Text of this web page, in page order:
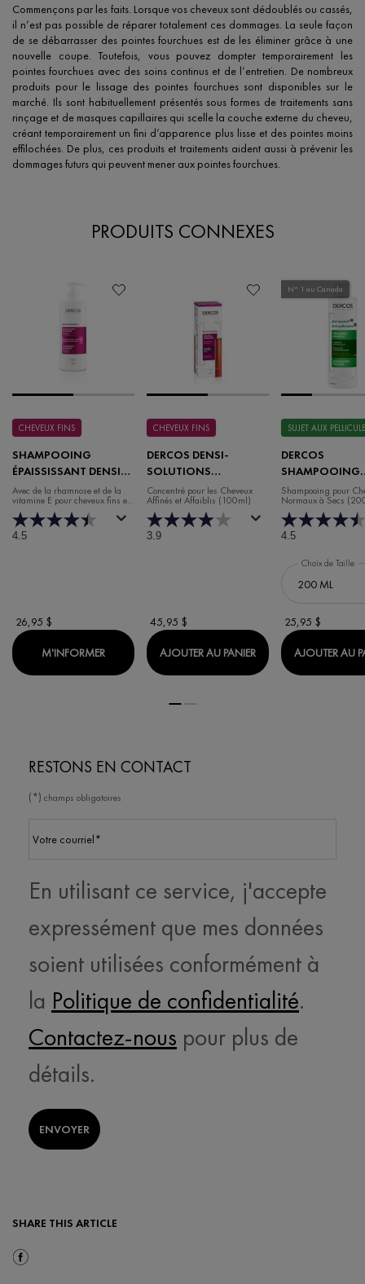
Commençons par les faits. Lorsque vos cheveux sont dédoublés ou cassés,
il n’est pas possible de réparer totalement ces dommages. La seule façon
de se débarrasser des pointes fourchues est de les éliminer grâce à une
nouvelle coupe. Toutefois, vous pouvez dompter temporairement les
pointes fourchues avec des soins continus et de l’entretien. De nombreux
produits pour le lissage des pointes fourchues sont disponibles sur le
marché. Ils sont habituellement présentés sous formes de traitements sans
rinçage et de masques capillaires qui scelle la couche externe du cheveu,
créant temporairement un fini d’apparence plus lisse et des pointes moins
effilochées. De plus, ces produits et traitements aident aussi à prévenir les
dommages futurs qui peuvent mener aux pointes fourchues.
PRODUITS CONNEXES
CHEVEUX FINS
SHAMPOOING
ÉPAISSISSANT DENSI-
SOLUTIONS DERCOS
Avec de la rhamnose et de la
vitamine E pour cheveux fins et
affaiblis
4.5
26,95 $
M'INFORMER WHEN THE SHAMPOOING ÉPAISSISSANT
CHEVEUX FINS
DERCOS DENSI-
SOLUTIONS
CONCENTRÉ
ÉPAISSEUR MASSE
CAPILLAIRE
Concentré pour les Cheveux
Affinés et Affaiblis (100ml)
3.9
45,95 $
AJOUTER AU PANIER DERCOS DENSI-
N° 1 au Canada
SUJET AUX
DERCOS
SHAMPOOING
CHEVEUX
SECS
Shampooing pour
Normaux à Secs
4.5
Choix de Taille
25,95 $
AJOUTER AU
RESTONS EN CONTACT
(*) champs obligatoires
Votre courriel*
En utilisant ce service, j'accepte
expressément que mes données
soient utilisées conformément à
la Politique de confidentialité.
Contactez-nous pour plus de
détails.
ENVOYER
SHARE THIS ARTICLE
Share On Facebook